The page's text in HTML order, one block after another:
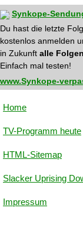
Synkope-
Du hast die letzte
kostenlos anmelden
in Zukunft alle
Einfach mal testen!
www.Synkope-
Home
TV-Programm heute
HTML-Sitemap
Slacker Uprising
Impressum